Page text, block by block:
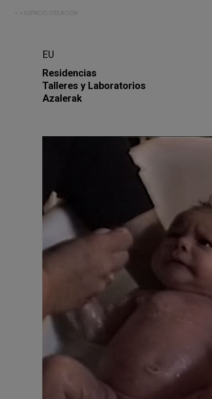
< < ESPACIO CREACIÓN
EU
Residencias
Talleres y Laboratorios
Azalerak